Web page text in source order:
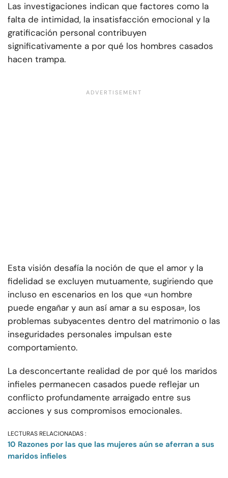
Las investigaciones indican que factores como la
falta de intimidad, la insatisfacción emocional y la
gratificación personal contribuyen
significativamente a por qué los hombres casados
hacen trampa.
Esta visión desafía la noción de que el amor y la
fidelidad se excluyen mutuamente, sugiriendo que
incluso en escenarios en los que «un hombre
puede engañar y aun así amar a su esposa», los
problemas subyacentes dentro del matrimonio o las
inseguridades personales impulsan este
comportamiento.
La desconcertante realidad de por qué los maridos
infieles permanecen casados puede reflejar un
conflicto profundamente arraigado entre sus
acciones y sus compromisos emocionales.
LECTURAS RELACIONADAS :
10 Razones por las que las mujeres aún se aferran a sus
maridos infieles